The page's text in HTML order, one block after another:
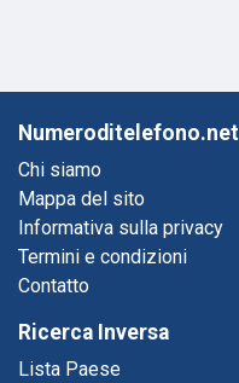
Numeroditelefono.net
Chi siamo
Mappa del sito
Informativa sulla privacy
Termini e condizioni
Contatto
Ricerca Inversa
Lista Paese